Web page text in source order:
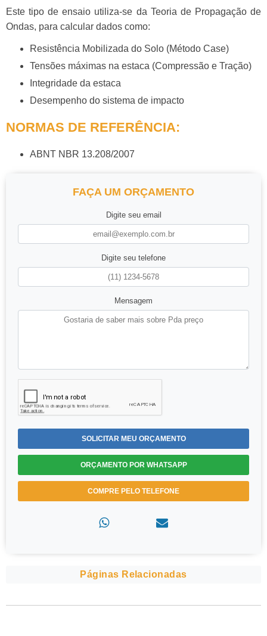
Este tipo de ensaio utiliza-se da Teoria de Propagação de
Ondas, para calcular dados como:
Resistência Mobilizada do Solo (Método Case)
Tensões máximas na estaca (Compressão e Tração)
Integridade da estaca
Desempenho do sistema de impacto
NORMAS DE REFERÊNCIA:
ABNT NBR 13.208/2007
FAÇA UM ORÇAMENTO
Digite seu email
Digite seu telefone
Mensagem
SOLICITAR MEU ORÇAMENTO
ORÇAMENTO POR WHATSAPP
COMPRE PELO TELEFONE
Páginas Relacionadas